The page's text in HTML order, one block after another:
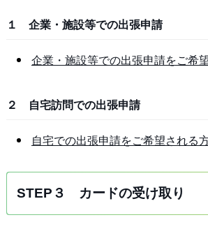
１ 企業・施設等での出張申請
企業・施設等での出張申請をご希
２ 自宅訪問での出張申請
自宅での出張申請をご希望される
STEP３ カードの受け取り